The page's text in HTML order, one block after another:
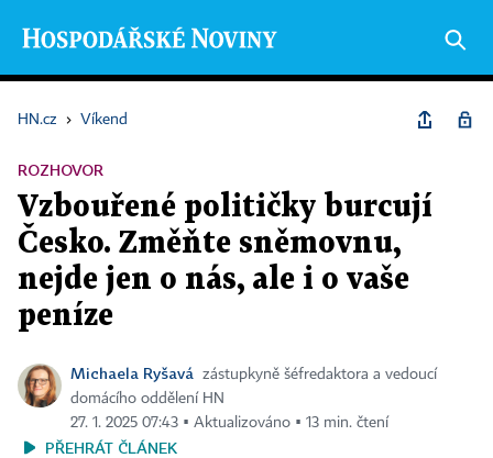
HN.cz › Víkend
ROZHOVOR
Vzbouřené političky burcují
Česko. Změňte sněmovnu,
nejde jen o nás, ale i o vaše
peníze
Michaela Ryšavá
zástupkyně šéfredaktora a vedoucí
domácího oddělení HN
27. 1. 2025 07:43 ▪ Aktualizováno ▪ 13 min. čtení
PŘEHRÁT ČLÁNEK